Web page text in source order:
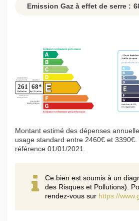
Emission Gaz à effet de serre :
Montant estimé des dépenses
usage standard entre 2460€ et
référence 01/01/2021.
Ce bien est soumis à un
des Risques et Pollutions).
rendez-vous sur https://